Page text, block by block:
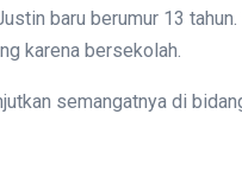
baru berumur 13
karena bersekolah.
semangatnya di